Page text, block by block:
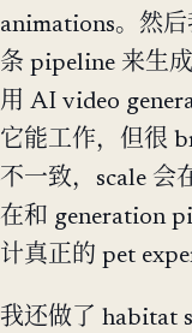
animations。然后
条 pipeline 来生
用 AI video
它能工作，但很
不一致，scale 会
在和 generation
计真正的 pet
我还做了 habitat